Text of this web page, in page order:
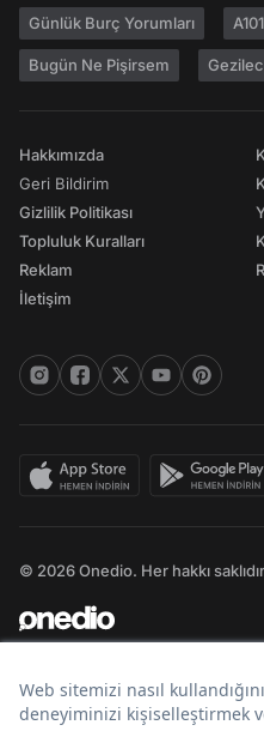
Günlük Burç Yorumları A101
Bugün Ne Pişirsem
Hakkımızda
Geri Bildirim
Gizlilik Politikası
Topluluk Kuralları
Reklam
İletişim
© 2026 Onedio. Her hakkı
Bir